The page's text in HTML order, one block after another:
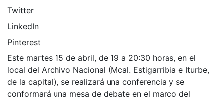
Twitter
LinkedIn
Pinterest
Este martes 15 de abril, de 19 a 20:30 horas, en el
local del Archivo Nacional (Mcal. Estigarribia e Iturbe,
de la capital), se realizará una conferencia y se
conformará una mesa de debate en el marco del